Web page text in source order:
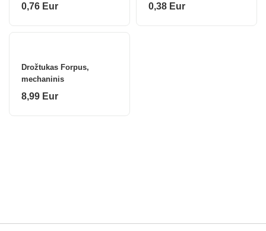
0,76 Eur 0,38 Eur
Drožtukas Forpus,
mechaninis
8,99 Eur